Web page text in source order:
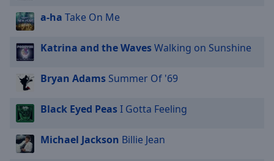
a-ha Take On Me
Katrina and the WavesWalking on Sunshine
Bryan Adams Summer Of '69
Black Eyed PeasI Gotta Feeling
Michael Jackson Billie Jean